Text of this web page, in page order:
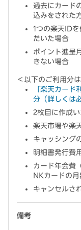
過去にカード
込みをされた
1つの楽天ID
だいた場合
ポイント進呈
きない場合
＜以下のご利用分
「楽天カード
分（詳しくは
2枚目に作成
楽天市場や楽
キャッシング
明細書発行費
カード年会費
NKカードの
キャンセルさ
備考